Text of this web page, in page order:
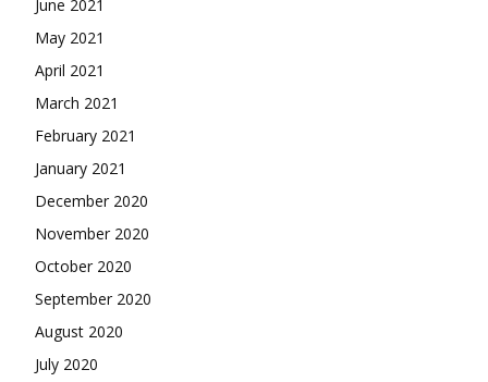
June 2021
May 2021
April 2021
March 2021
February 2021
January 2021
December 2020
November 2020
October 2020
September 2020
August 2020
July 2020